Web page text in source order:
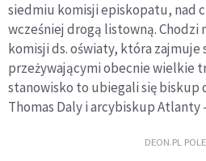
siedmiu komisji episkopatu, nad
wcześniej drogą listowną. Chodzi
komisji ds. oświaty, która zajmuje
przeżywającymi obecnie wielkie
stanowisko to ubiegali się biskup
Thomas Daly i arcybiskup Atlanty
DEON.PL